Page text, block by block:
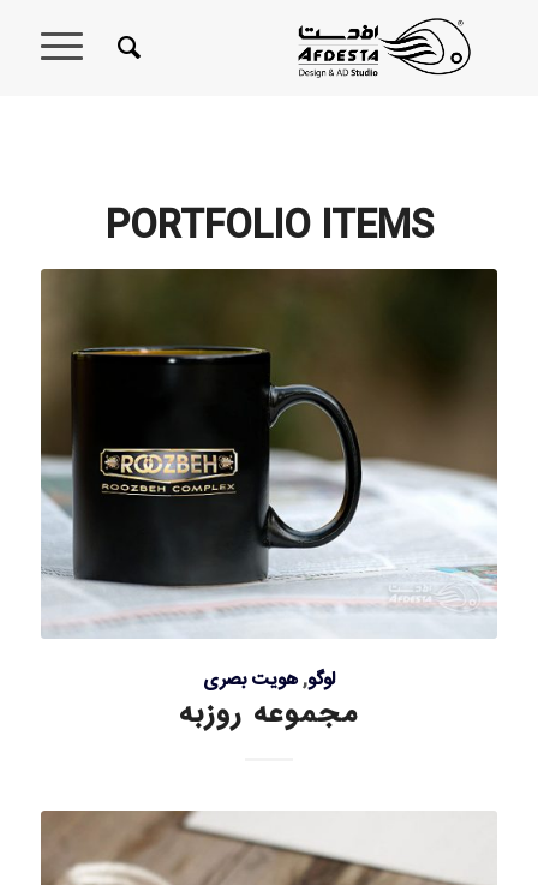
PORTFOLIO ITEMS
لوگو,هویت بصری
مجموعه روزبه